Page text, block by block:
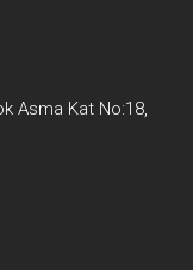
Asma Kat No:18,